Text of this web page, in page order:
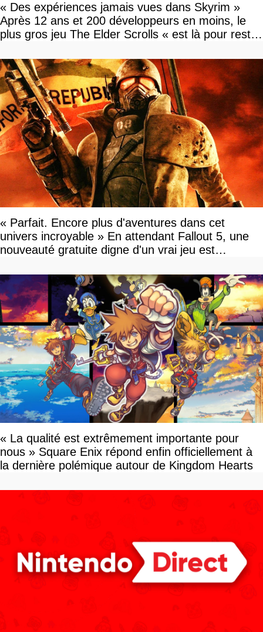
« Des expériences jamais vues dans Skyrim »
Après 12 ans et 200 développeurs en moins, le
plus gros jeu The Elder Scrolls « est là pour rester
« Parfait. Encore plus d'aventures dans cet
univers incroyable » En attendant Fallout 5, une
nouveauté gratuite digne d'un vrai jeu est
« La qualité est extrêmement importante pour
nous » Square Enix répond enfin officiellement à
la dernière polémique autour de Kingdom Hearts